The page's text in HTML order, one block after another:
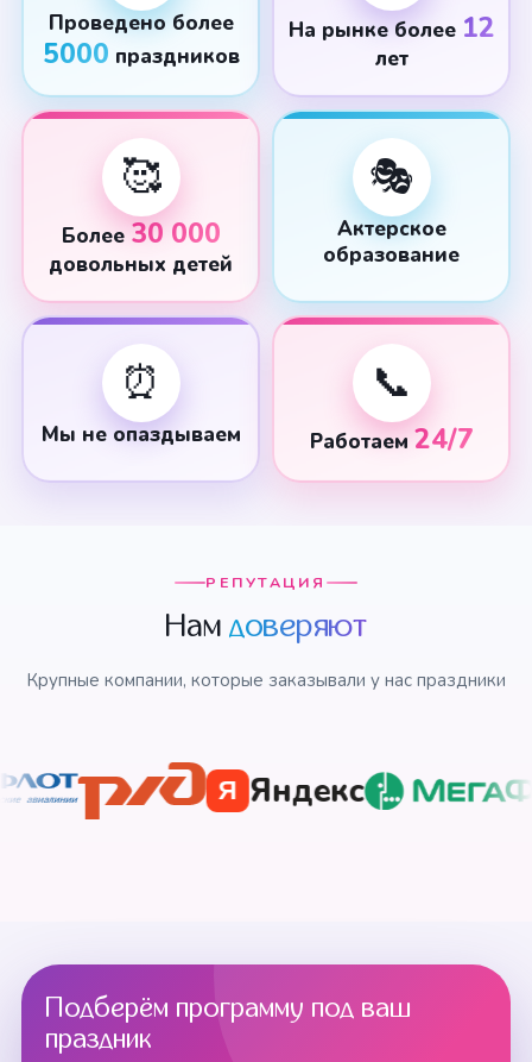
Проведено более
5000 праздников
На рынке более 12
лет
🥰
Более30 000
довольных детей
🎭
Актерское
образование
⏰
Мы не опаздываем
📞
Работаем 24/7
РЕПУТАЦИЯ
Намдоверяют
Крупные компании, которые заказывали у нас праздники
Я Яндекс
Подберём программу под ваш
праздник